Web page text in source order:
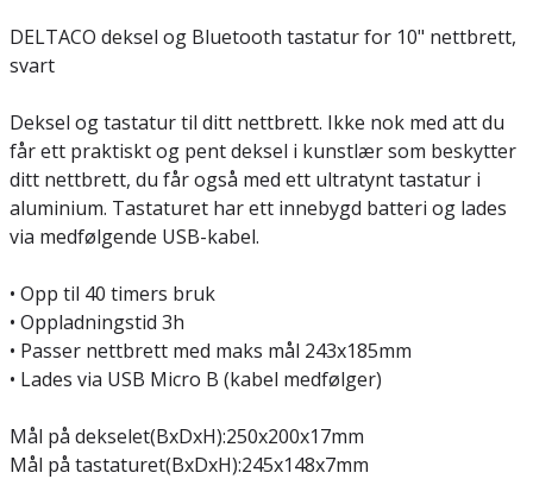
DELTACO deksel og Bluetooth tastatur for 10" nettbrett,
svart
Deksel og tastatur til ditt nettbrett. Ikke nok med att du
får ett praktiskt og pent deksel i kunstlær som beskytter
ditt nettbrett, du får også med ett ultratynt tastatur i
aluminium. Tastaturet har ett innebygd batteri og lades
via medfølgende USB-kabel.
• Opp til 40 timers bruk
• Oppladningstid 3h
• Passer nettbrett med maks mål 243x185mm
• Lades via USB Micro B (kabel medfølger)
Mål på dekselet(BxDxH):250x200x17mm
Mål på tastaturet(BxDxH):245x148x7mm